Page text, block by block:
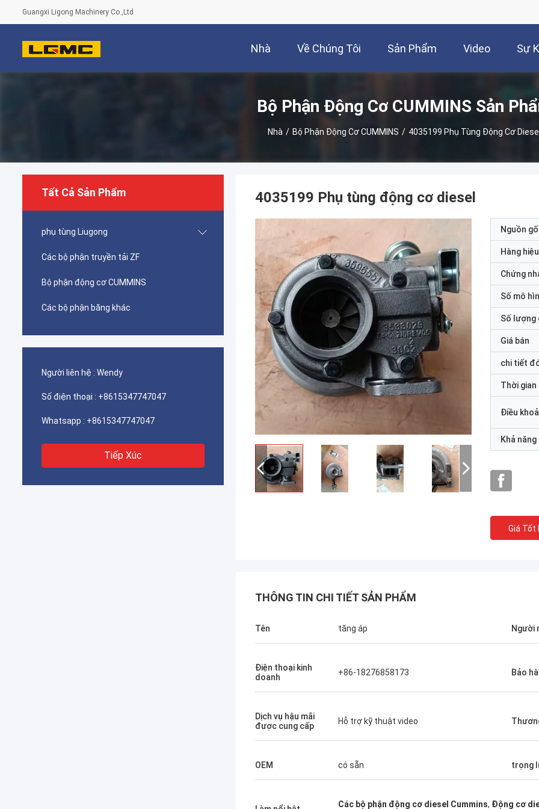
Guangxi Ligong Machinery Co.,Ltd
Nhà Về Chúng Tôi Sản Phẩm Video Sự
Bộ Phận Động Cơ CUMMINS Sản
Nhà / Bộ Phận Động Cơ CUMMINS / 4035199 Phụ Tùng Động Cơ
Tất Cả Sản Phẩm
phụ tùng Liugong
Các bộ phận truyền tải ZF
Bộ phận động cơ CUMMINS
Các bộ phận băng khác
Người liên hệ : Wendy
Số điện thoại : +8615347747047
Whatsapp : +8615347747047
Tiếp Xúc
4035199 Phụ tùng động cơ diesel
Nguồn
Hàng hiệu
Chứng
Số mô
Số lượng
Giá bán
chi tiết
Thời gian
Điều
Khả
Giá Tốt
THÔNG TIN CHI TIẾT SẢN PHẨM
Tên tăng áp Người
Điện thoại kinh
doanh
+86-18276858173 Bảo
Dịch vụ hậu mãi
được cung cấp
Hỗ trợ kỹ thuật video
OEM có sẵn trọng
Các bộ phận động cơ diesel Cummins, Động cơ